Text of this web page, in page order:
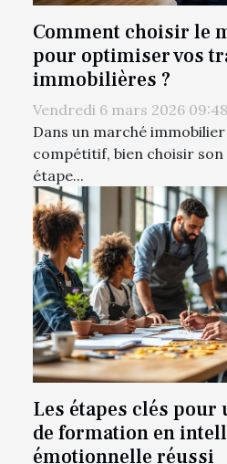
Comment choisir le
pour optimiser vos
immobilières ?
Vendredi 6 mars 2026 09:48
Dans un marché
compétitif, bien choisir
étape...
Les étapes clés
de formation en
émotionnelle réussi